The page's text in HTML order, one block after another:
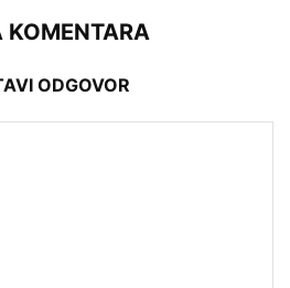
KOMENTARA
ODGOVOR